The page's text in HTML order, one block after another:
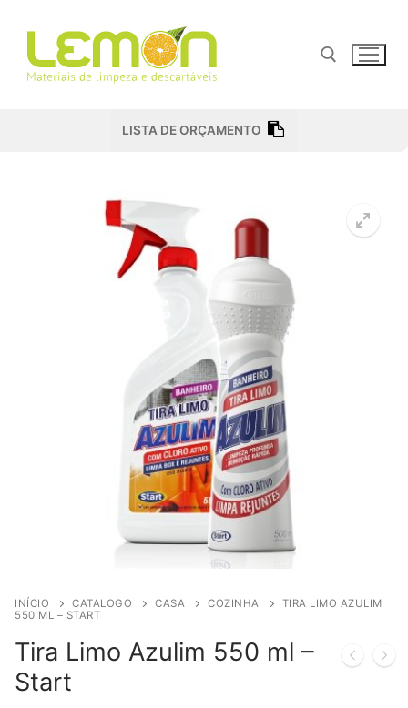
para
conteúdo
Pesquisar por:
LISTA DE ORÇAMENTO
INÍCIO CATALOGO CASA COZINHA
TIRA LIMO AZULIM
550 ML – START
Tira Limo Azulim 550 ml –
Start